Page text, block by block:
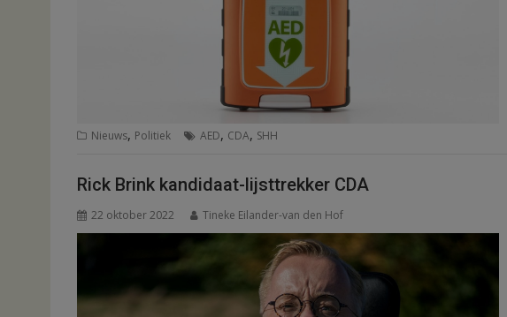
Nieuws, Politiek AED, CDA, SHH
Rick Brink kandidaat-lijsttrekker CDA
22 oktober 2022 Tineke Eilander-van den Hof